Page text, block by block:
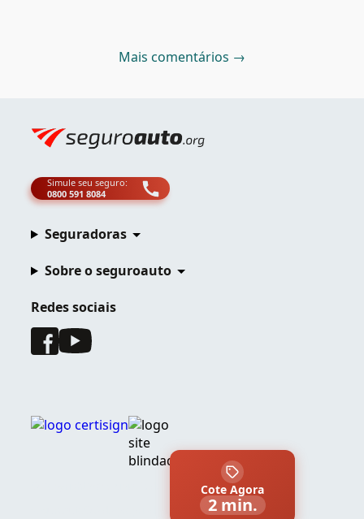
Cote Agora
2 min.
Mais comentários →
Seguradoras
Sobre o seguroauto
Redes sociais
Simule seu seguro:
0800 591 8084
© Copyright 2025 Zipia. Todos os direitos reservados.
Seguroauto® é de propriedade da Zipia Tecnologia LTDA .,